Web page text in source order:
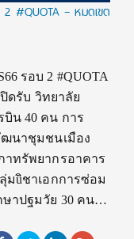
#QUOTA – หมดเขต
รอบ 2 #QUOTA
ดรับ วิทยาลัย
น 40 คน การ
ฒนาชุมชนเมือง
าทรัพยากรอาคาร
มüิชาเอกการซ่อม
ษาปฐมวัย 30 คน…